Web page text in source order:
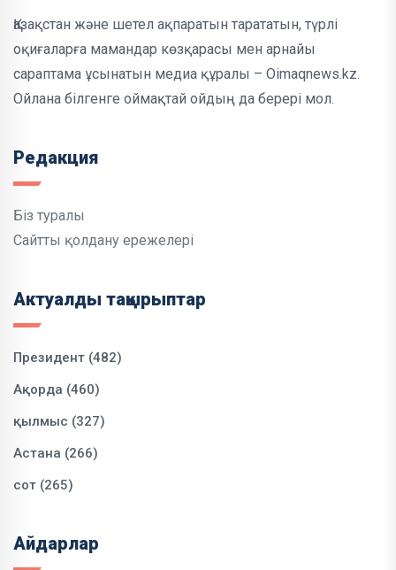
Қазақстан және шетел ақпаратын тарататын, түрлі
оқиғаларға мамандар көзқарасы мен арнайы
сараптама ұсынатын медиа құралы – Oimaqnews.kz.
Ойлана білгенге оймақтай ойдың да берері мол.
Редакция
Біз туралы
Сайтты қолдану ережелері
Актуалды тақырыптар
Президент (482)
Ақорда (460)
қылмыс (327)
Астана (266)
сот (265)
Айдарлар